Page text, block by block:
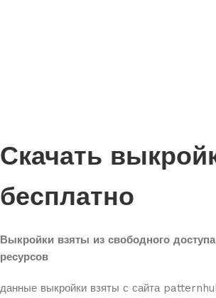
Скачать
бесплатно
Выкройки взяты из свободного
ресурсов
данные выкройки взяты с сайта